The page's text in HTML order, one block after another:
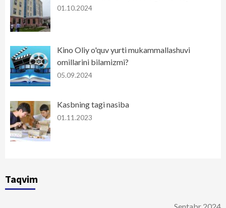
01.10.2024
Kino Oliy o'quv yurti mukammallashuvi
omillarini bilamizmi?
05.09.2024
Kasbning tagi nasiba
01.11.2023
Taqvim